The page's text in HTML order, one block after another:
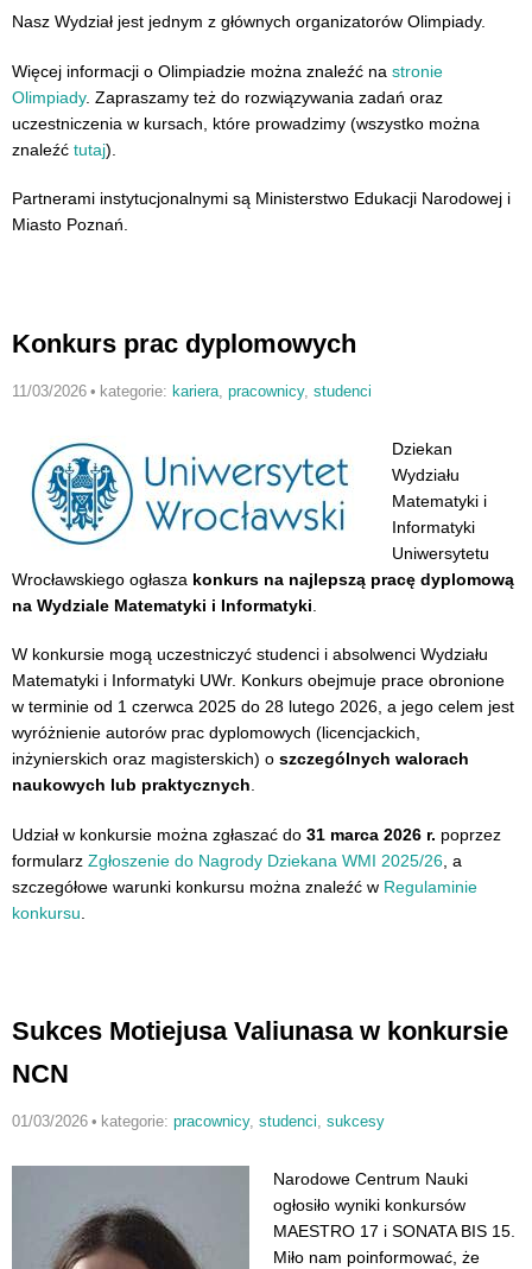
Nasz Wydział jest jednym z głównych organizatorów Olimpiady.
Więcej informacji o Olimpiadzie można znaleźć na stronie
Olimpiady. Zapraszamy też do rozwiązywania zadań oraz
uczestniczenia w kursach, które prowadzimy (wszystko można
znaleźć tutaj).
Partnerami instytucjonalnymi są Ministerstwo Edukacji Narodowej i
Miasto Poznań.
Konkurs prac dyplomowych
11/03/2026 • kategorie:kariera pracownicy, studenci
Dziekan
Wydziału
Matematyki i
Informatyki
Uniwersytetu
Wrocławskiego ogłasza konkurs na najlepszą pracę dyplomową
na Wydziale Matematyki i Informatyki
W konkursie mogą uczestniczyć studenci i absolwenci Wydziału
Matematyki i Informatyki UWr. Konkurs obejmuje prace obronione
w terminie od 1 czerwca 2025 do 28 lutego 2026, a jego celem jest
wyróżnienie autorów prac dyplomowych (licencjackich,
inżynierskich oraz magisterskich) o szczególnych walorach
naukowych lub praktycznych.
Udział w konkursie można zgłaszać do 31 marca 2026 r. poprzez
formularz Zgłoszenie do Nagrody Dziekana WMI 2025/26 , a
szczegółowe warunki konkursu można znaleźć w Regulaminie
konkursu
Sukces Motiejusa Valiunasa w konkursie
NCN
01/03/2026 • kategorie:pracownicy, studenci, sukcesy
Narodowe Centrum Nauki
ogłosiło wyniki konkursów
MAESTRO 17 i SONATA BIS 15.
Miło nam poinformować, że